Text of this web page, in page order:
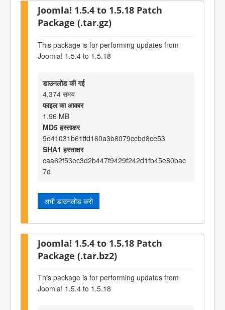
Joomla! 1.5.4 to 1.5.18 Patch
Package (.tar.gz)
This package is for performing updates from
Joomla! 1.5.4 to 1.5.18
डाउनलोड की गई
4,374 समय
फाइल का आकार
1.96 MB
MD5 हस्ताक्षर
9e41031b61ffd160a3b8079ccbd8ce53
SHA1 हस्ताक्षर
caa62f53ec3d2b447f9429f242d1fb45e80bac
7d
अभी डाउनलोड करो
Joomla! 1.5.4 to 1.5.18 Patch
Package (.tar.bz2)
This package is for performing updates from
Joomla! 1.5.4 to 1.5.18